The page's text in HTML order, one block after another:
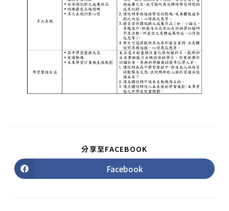
分享至FACEBOOK
Opens
in
Facebook